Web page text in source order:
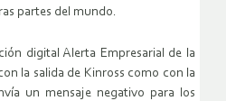
partes del mundo.
digital Alerta Empresarial de la
la salida de Kinross como con la
un mensaje negativo para los